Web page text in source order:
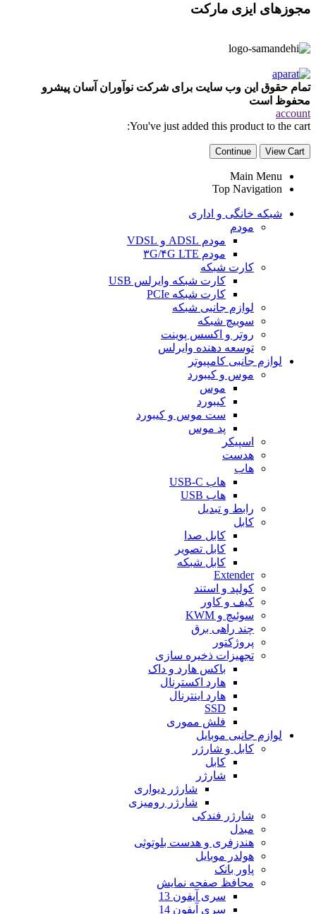
مجوزهای ایزی مارکت
تمام حقوق این وب سایت برای شرکت نوآوران آسان پیشرو
محفوظ است
account
You've just added this product to the cart:
View Cart
Continue
Main Menu
Top Navigation
شبکه خانگی و اداری
مودم
مودم ADSL و VDSL
مودم ۳G/۴G LTE
کارت شبکه
کارت شبکه وایرلس USB
کارت شبکه PCIe
لوازم جانبی شبکه
سوییچ شبکه
روتر و اکسس پوینت
توسعه دهنده وایرلس
لوازم جانبی کامپیوتر
موس و کیبورد
موس
کیبورد
ست موس و کیبورد
پد موس
اسپیکر
هدست
هاب
هاب USB-C
هاب USB
رابط و تبدیل
کابل
کابل صدا
کابل تصویر
کابل شبکه
Extender
کولپد و استند
کیف و کاور
سوئیچ و KWM
چند راهی برق
پروژکتور
تجهیزات ذخیره سازی
باکس هارد و داک
هارد اکسترنال
هارد اینترنال
SSD
فلش مموری
لوازم جانبی موبایل
کابل و شارژر
کابل
شارژر
شارژر دیواری
شارژر رومیزی
شارژر فندکی
مبدل
هندزفری و هدست بلوتوثی
هولدر موبایل
پاور بانک
محافظ صفحه نمایش
سری آیفون 13
سری آیفون 14